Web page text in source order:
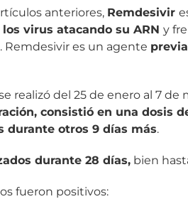
anteriores, Remdesivir
virus atacando su ARN y
es un agente
realizó del 25 de enero al 7 de
consistió en una dosis
durante otros 9 días más.
durante 28 días, bien
fueron positivos: